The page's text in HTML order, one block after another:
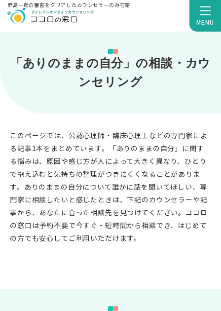
MENU
野島一彦の審査をクリアしたカウンセラーのみ在籍
「ありのままの自分」の相談・カウ
ンセリング
このページでは、公認心理師・臨床心理士などの専門家によ
る記事1本をまとめています。「ありのままの自分」に関す
る悩みは、原因や感じ方が人によって大きく異なり、ひとり
で抱え込むと気持ちの整理がつきにくくなることがありま
す。ありのままの自分について誰かに話を聞いてほしい、専
門家に相談したいと感じたときは、下記のカウンセラーや記
事から、あなたに合った相談先を見つけてください。ココロ
の窓口は予約不要で今すぐ・短時間から相談でき、はじめて
の方でも安心してご利用いただけます。